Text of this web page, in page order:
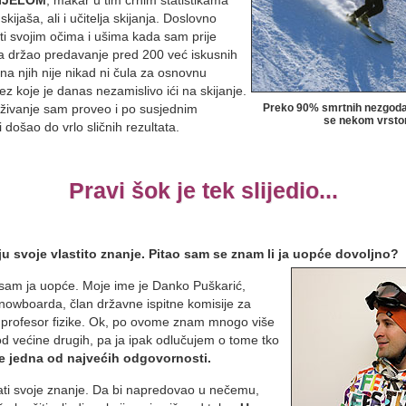
Preko 90% smrtnih
se nekom
ali i učitelja skijanja. Doslovno
svojim očima i ušima kada sam prije
držao predavanje pred 200 već iskusnih
njih nije nikad ni čula za osnovnu
koje je danas nezamislivo ići na skijanje.
sam proveo i po susjednim
do vrlo sličnih rezultata.
Pravi šok je tek slijedio...
svoje vlastito znanje. Pitao sam se znam li ja uopće dovoljno?
ja uopće. Moje ime je Danko Puškarić,
član državne ispitne komisije za
fizike. Ok, po ovome znam mnogo više
većine drugih, pa ja ipak odlučujem o tome tko
jedna od najvećih odgovornosti.
svoje znanje. Da bi napredovao u nečemu,